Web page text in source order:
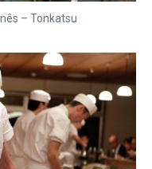
– Tonkatsu